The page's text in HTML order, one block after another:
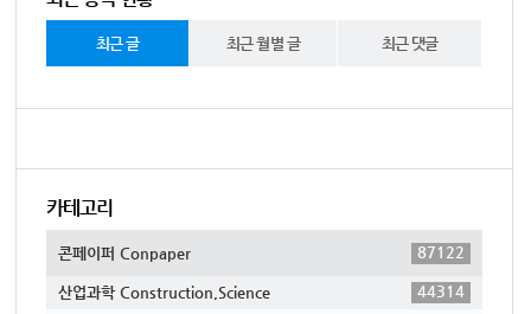
최근 글 최근 월별 글 최근 댓글
카테고리
콘페이퍼 Conpaper 87122
산업과학 Construction,Science
44314